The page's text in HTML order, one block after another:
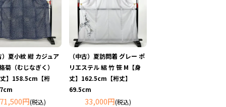
）夏小紋 紺 カジュア
菊（むじなぎく）
】158.5cm【裄
71,500円(税込)
（中古）夏訪問着 グレー ポ
リエステル 絽 竹 笹 M【身
丈】162.5cm【裄丈】
69.5cm
33,000円(税込)